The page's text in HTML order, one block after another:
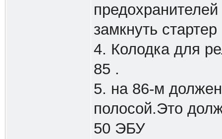
замкнуть стартер
4. Колодка для
85 .
5. на 86-м
полосой.Это
50 ЭБУ